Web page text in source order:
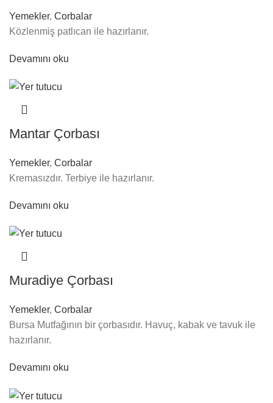
Yemekler, Corbalar
Közlenmiş patlıcan ile hazırlanır.
Devamını oku
Mantar Çorbası
Yemekler, Corbalar
Kremasızdır. Terbiye ile hazırlanır.
Devamını oku
Muradiye Çorbası
Yemekler, Corbalar
Bursa Mutfağının bir çorbasıdır. Havuç, kabak ve tavuk ile
hazırlanır.
Devamını oku